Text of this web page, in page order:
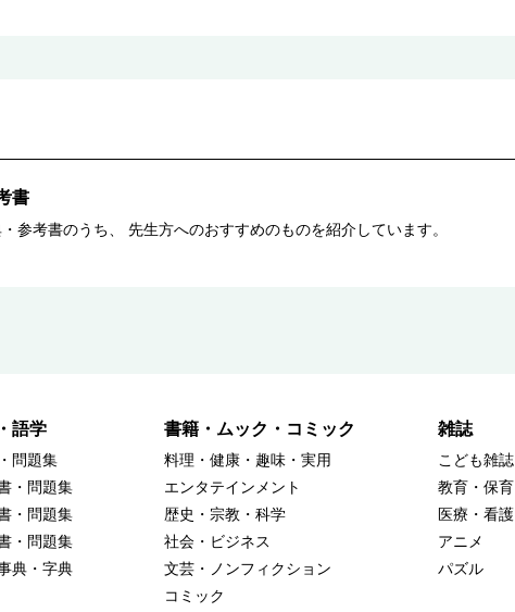
書
参考書のうち、 先生方へのおすすめのものを紹介しています。
語学
問題集
・問題集
・問題集
・問題集
典・字典
書籍・ムック・コミック
料理・健康・趣味・実用
エンタテインメント
歴史・宗教・科学
社会・ビジネス
文芸・ノンフィクション
コミック
雑誌
こども雑誌
教育・保育
医療・看護
アニメ
パズル